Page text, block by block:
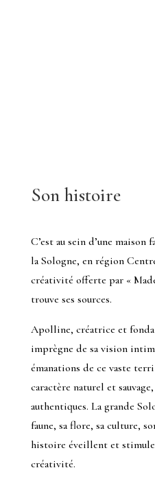
Son histoire
C’est au sein d’une
la Sologne, en région
créativité offerte par «
trouve ses sources.
Apolline, créatrice et
imprègne de sa vision
émanations de ce vaste
caractère naturel et
authentiques. La grande
faune, sa flore, sa culture,
histoire éveillent et
créativité.